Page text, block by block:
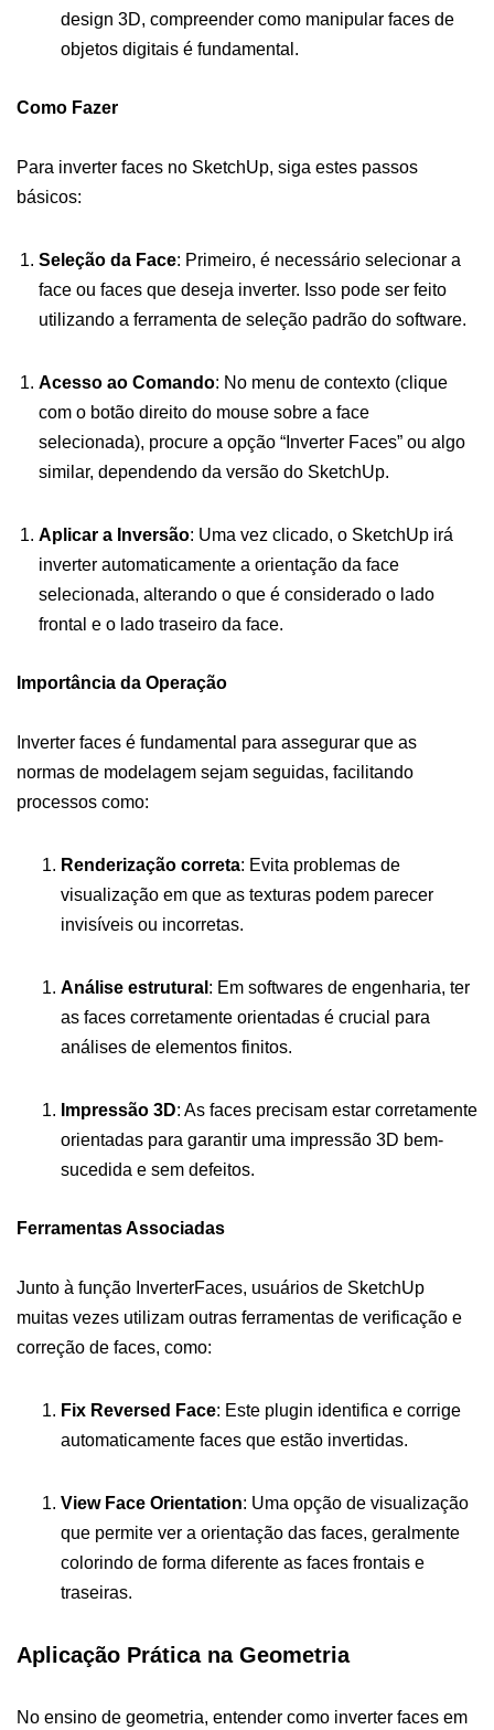
design 3D, compreender como manipular faces de
objetos digitais é fundamental.
Como Fazer
Para inverter faces no SketchUp, siga estes passos
básicos:
Seleção da Face: Primeiro, é necessário selecionar a
face ou faces que deseja inverter. Isso pode ser feito
utilizando a ferramenta de seleção padrão do software.
Acesso ao Comando: No menu de contexto (clique
com o botão direito do mouse sobre a face
selecionada), procure a opção “Inverter Faces” ou algo
similar, dependendo da versão do SketchUp.
Aplicar a Inversão: Uma vez clicado, o SketchUp irá
inverter automaticamente a orientação da face
selecionada, alterando o que é considerado o lado
frontal e o lado traseiro da face.
Importância da Operação
Inverter faces é fundamental para assegurar que as
normas de modelagem sejam seguidas, facilitando
processos como:
Renderização correta: Evita problemas de
visualização em que as texturas podem parecer
invisíveis ou incorretas.
Análise estrutural : Em softwares de engenharia, ter
as faces corretamente orientadas é crucial para
análises de elementos finitos.
Impressão 3D: As faces precisam estar corretamente
orientadas para garantir uma impressão 3D bem-
sucedida e sem defeitos.
Ferramentas Associadas
Junto à função InverterFaces, usuários de SketchUp
muitas vezes utilizam outras ferramentas de verificação e
correção de faces, como:
Fix Reversed Face: Este plugin identifica e corrige
automaticamente faces que estão invertidas.
View Face Orientation: Uma opção de visualização
que permite ver a orientação das faces, geralmente
colorindo de forma diferente as faces frontais e
traseiras.
Aplicação Prática na Geometria
No ensino de geometria, entender como inverter faces em